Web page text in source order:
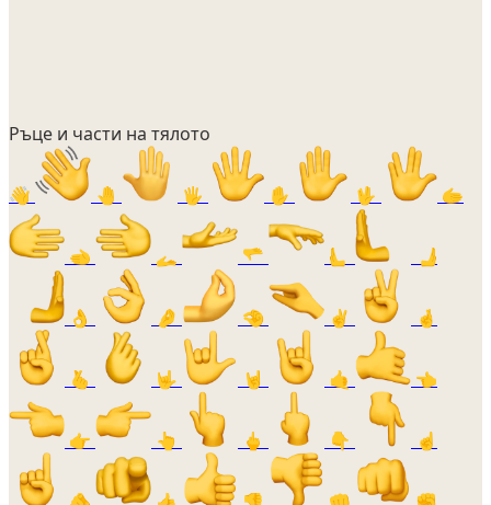
Ръце и части на тялото
👋 🤚 🖐️ ✋ 🖖 🫱
🫲 🫴 🫳 🫷 🫸
👌 🤌 🤏 ✌️ 🤞
🫰 🤟 🤘 🤙 👈
👉 👆 🖕 👇 ☝️